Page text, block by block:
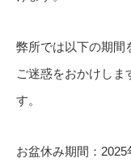
弊所では以下の期間
ご迷惑をおかけしま
す。
お盆休み期間：